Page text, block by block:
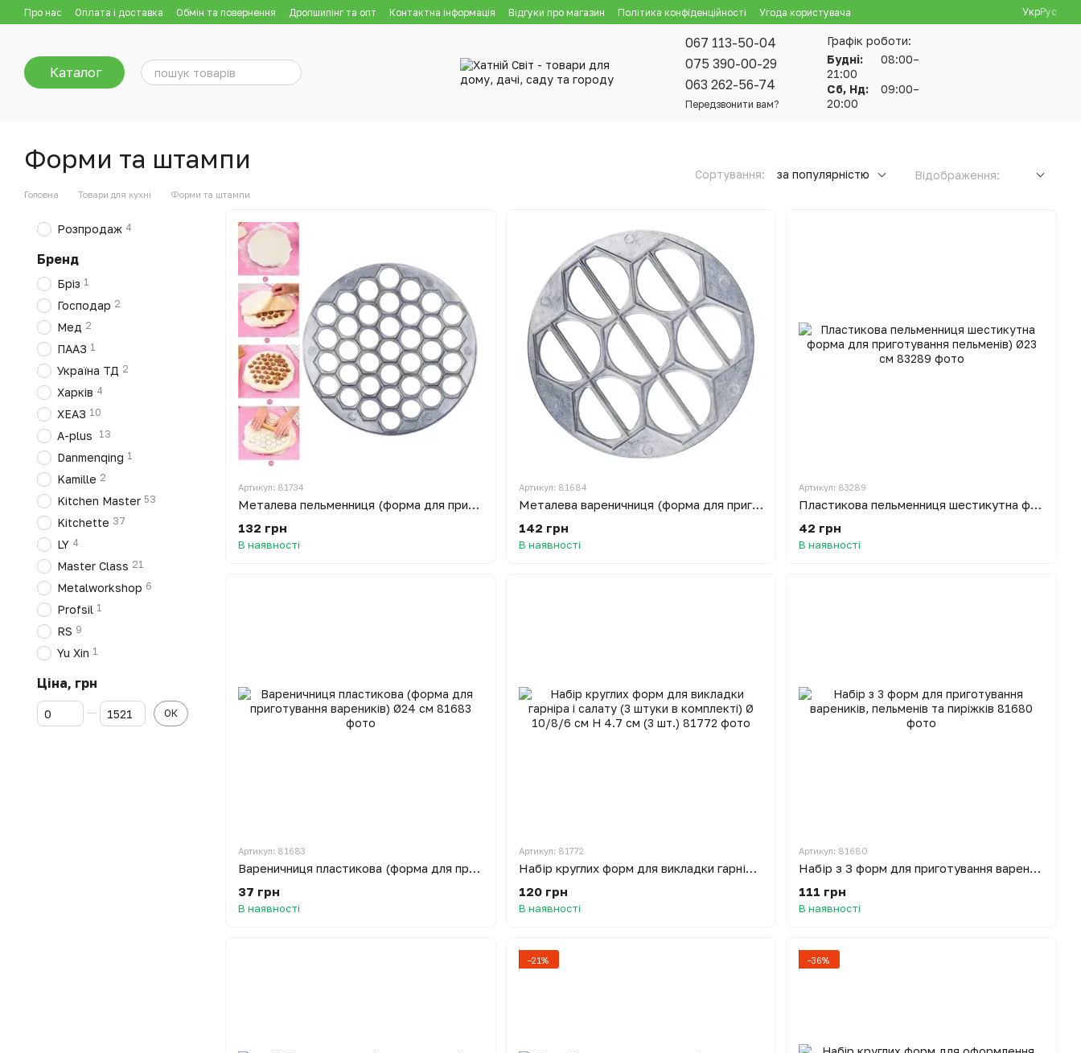
Перейти до основного контенту
Про нас Оплата і доставка Обмін та повернення Дропшипінг та опт Контактна інформація Відгуки про магазин Політика конфіденційності Угода користувача УкрРус
Каталог
067 113-50-04
075 390-00-29
063 262-56-74
Передзвонити вам?
Графік роботи:
Будні:
08:00–
21:00
Сб, Нд:
09:00–
20:00
Форми та штампи
Головна Товари для кухні Форми та штампи
Сортування: за популярністю Відображення:
Артикул: 81734
Металева пельменниця (форма для приготування пельменів) ХЭАЗ
132 грн
В наявності
Артикул: 81684
Металева вареничниця (форма для приготування вареників) Ø26 см Харків ХЕАЗ
142 грн
В наявності
Артикул: 83289
Пластикова пельменниця шестикутна форма для приготування пельменів) Ø23 см
42 грн
В наявності
Артикул: 81683
Вареничниця пластикова (форма для приготування вареників) Ø24 см
37 грн
В наявності
Артикул: 81772
Набір круглих форм для викладки гарніра і салату (3 штуки в комплекті) Ø 10/8/6 см H 4.7 см (3 шт.)
120 грн
В наявності
Артикул: 81680
Набір з 3 форм для приготування вареників, пельменів та пиріжків
111 грн
В наявності
−21% −36%
Розпродаж 4
Бренд
Бріз 1
Господар 2
Мед 2
ПААЗ 1
Україна ТД 2
Харків 4
ХЕАЗ 10
A-plus 13
Danmenqing 1
Kamille 2
Kitchen Master 53
Kitchette 37
LY 4
Master Class 21
Metalworkshop 6
Profsil 1
RS 9
Yu Xin 1
Ціна, грн
Від Ціна, грн
До Ціна, грн ОК